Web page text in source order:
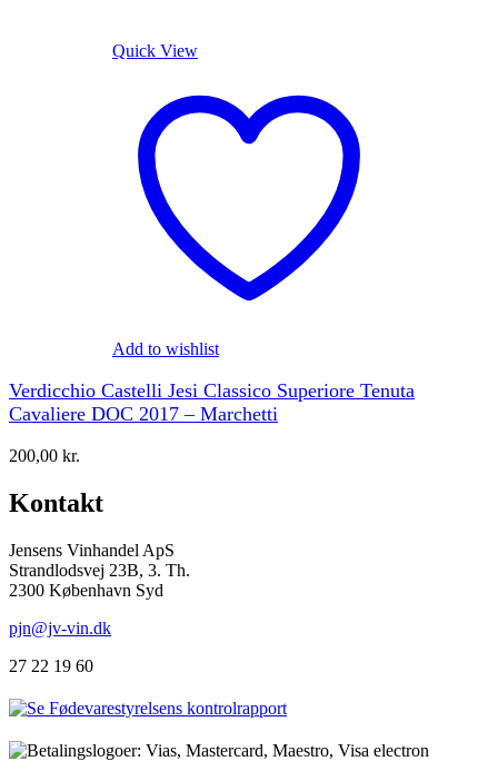
Quick View
Add to wishlist
Verdicchio Castelli Jesi Classico Superiore Tenuta
Cavaliere DOC 2017 – Marchetti
200,00 kr.
Kontakt
Jensens Vinhandel ApS
Strandlodsvej 23B, 3. Th.
2300 København Syd
pjn@jv-vin.dk
27 22 19 60